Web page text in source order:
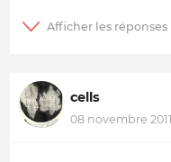
cells
08 novembre